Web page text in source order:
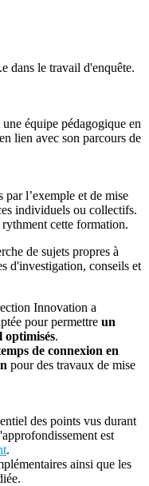
dans le travail d'enquête.
équipe pédagogique en
lien avec son parcours de
l’exemple et de mise
individuels ou collectifs.
rythment cette formation.
de sujets propres à
d'investigation, conseils et
Innovation a
pour permettre un
optimisés.
de connexion en
pour des travaux de mise
des points vus durant
est
.
ainsi que les